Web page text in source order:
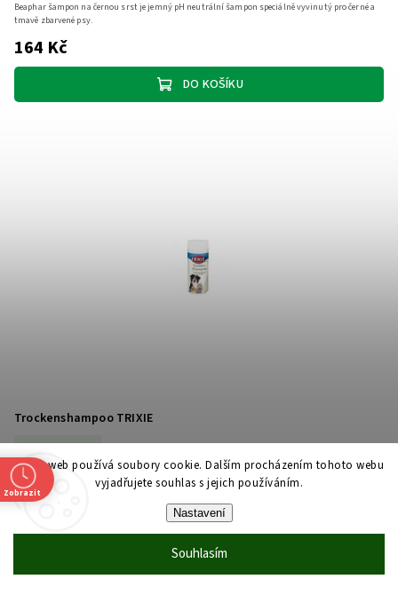
Tento web používá soubory cookie. Dalším procházením tohoto webu
vyjadřujete souhlas s jejich používáním.
Nastavení
Souhlasím
164 Kč
DO KOŠÍKU
Beaphar šampon na černou srst je jemný pH neutrální šampon speciálně vyvinutý pro černé a
tmavě zbarvené psy.
Trockenshampoo TRIXIE
64 Kč
DETAIL
Suchý bezoplachový šampon pro čištění a péči o srst zvířat.
Zobrazit